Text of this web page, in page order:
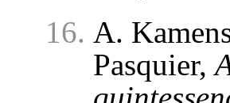
A.
Pasquier,